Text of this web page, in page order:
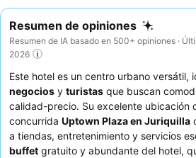
Resumen de opiniones
Resumen de IA basado en 500+ opiniones ·
2026
Este hotel es un centro urbano versátil,
negocios y turistas que buscan
calidad-precio. Su excelente ubicación
concurrida Uptown Plaza en Juriquilla
a tiendas, entretenimiento y servicios
buffet gratuito y abundante del hotel,